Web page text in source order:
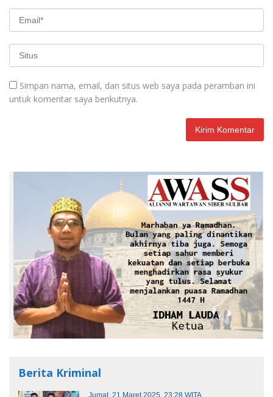
Simpan nama, email, dan situs web saya pada peramban ini
untuk komentar saya berikutnya.
Berita Kriminal
Jumat, 21 Maret 2025, 23:28 WITA